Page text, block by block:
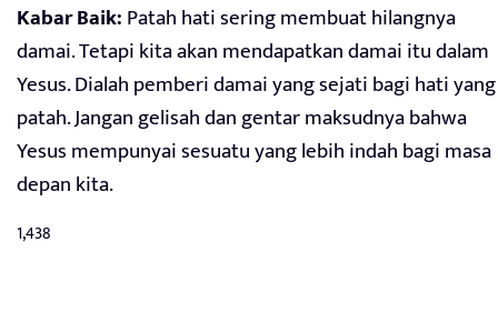
Kabar Baik:Patah hati sering membuat hilangnya
damai. Tetapi kita akan mendapatkan damai itu dalam
Yesus. Dialah pemberi damai yang sejati bagi hati yang
patah. Jangan gelisah dan gentar maksudnya bahwa
Yesus mempunyai sesuatu yang lebih indah bagi masa
depan kita.
1,438